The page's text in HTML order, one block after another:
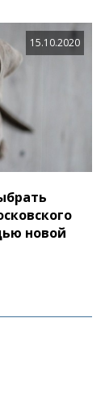
15.10.2020
новой